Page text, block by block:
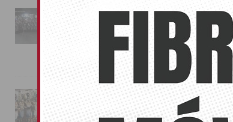
La Entrada Cristiana llena de
esplendor las calles de
Almoradí en una multitudinaria
jornada festera
02/08/2026
La magia de la Entrada Mora
conquista las calles de
Almoradí